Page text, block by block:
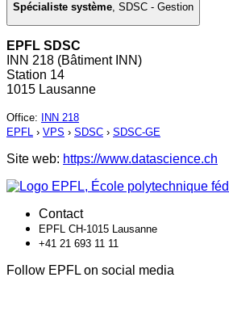
Spécialiste système, SDSC - Gestion
EPFL SDSC
INN 218 (Bâtiment INN)
Station 14
1015 Lausanne
Office:
INN 218
EPFL › VPS › SDSC › SDSC-GE
Site web: https://www.datascience.ch
Contact
EPFL CH-1015 Lausanne
+41 21 693 11 11
Follow EPFL on social media